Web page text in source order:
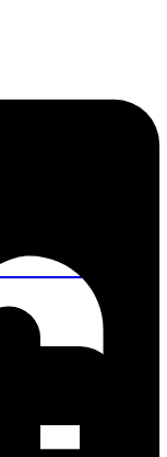
postales et
par jour, pour
de courrier et